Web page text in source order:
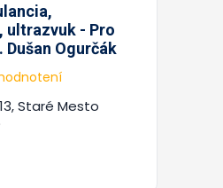
ultrazvuk - Pro
Dušan Ogurčák
Staré Mesto